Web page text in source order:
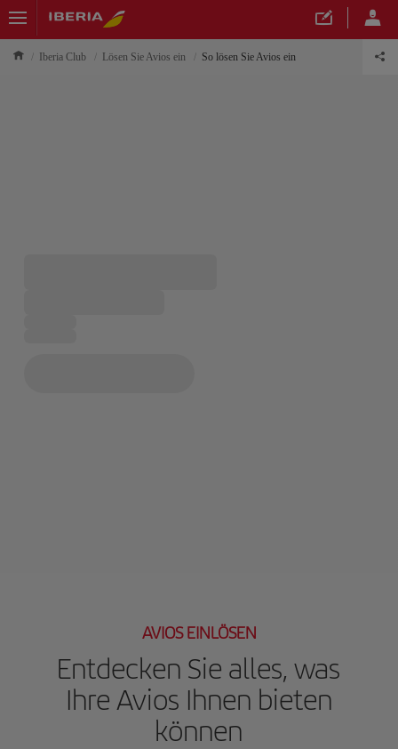
Iberia Club Lösen Sie Avios ein So lösen Sie Avios ein
AVIOS EINLÖSEN
Entdecken Sie alles, was
Ihre Avios Ihnen bieten
können